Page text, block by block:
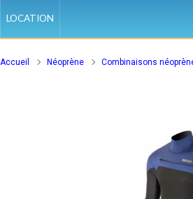
LOCATION
Accueil Néoprène Combinaisons